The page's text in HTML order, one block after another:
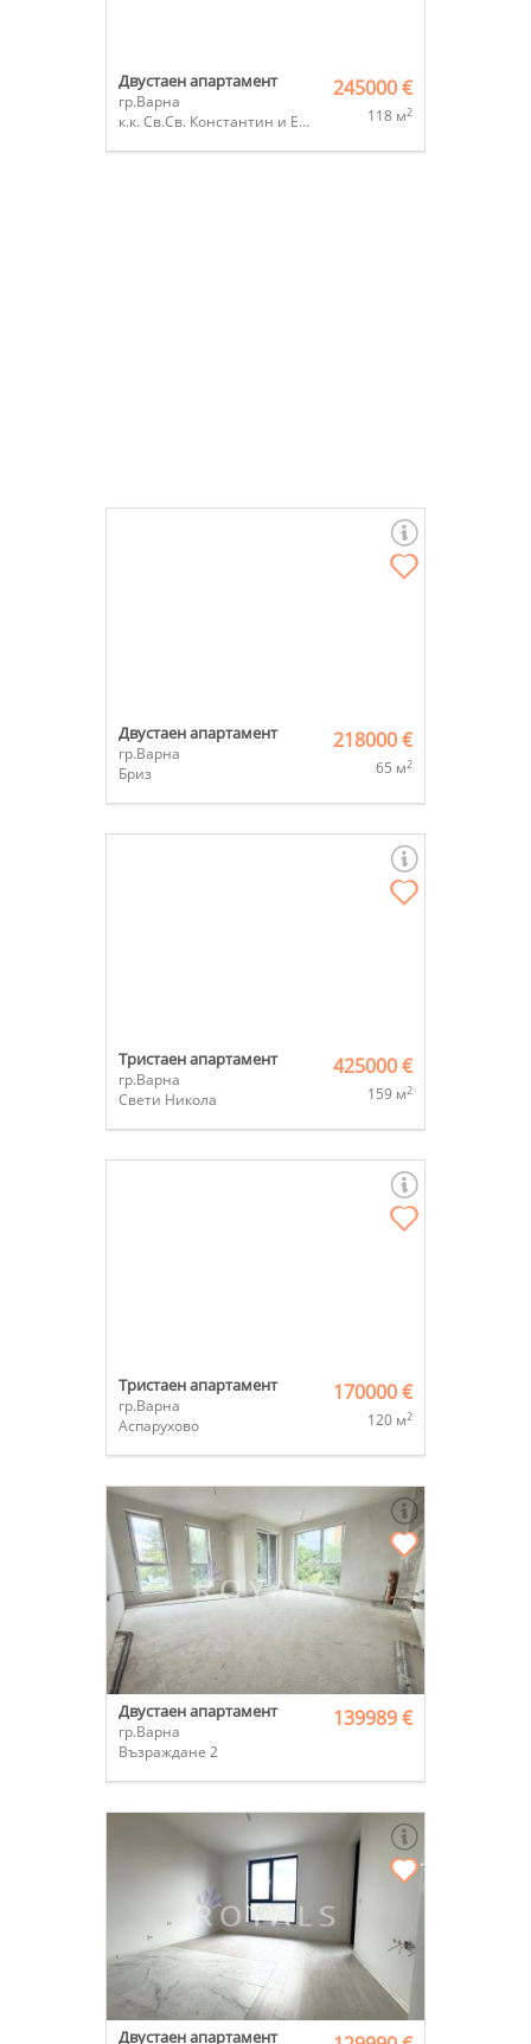
Двустаен апартамент
гр.Варна
к.к. Св.Св. Константин и Елена
245000 €
118 м2
Двустаен апартамент
гр.Варна
Бриз
218000 €
65 м2
Тристаен апартамент
гр.Варна
Свети Никола
425000 €
159 м2
Тристаен апартамент
гр.Варна
Аспарухово
170000 €
120 м2
Двустаен апартамент
гр.Варна
Възраждане 2
139989 €
Двустаен апартамент